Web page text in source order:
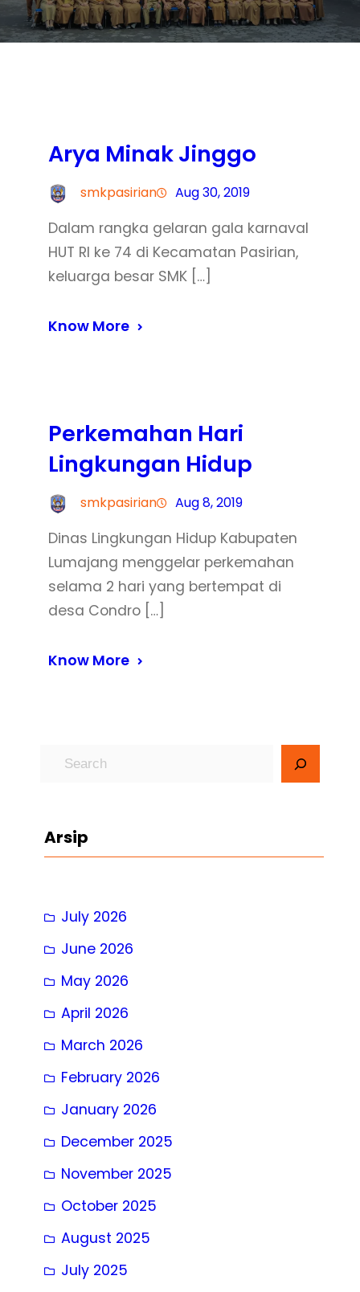
Arya Minak Jinggo
smkpasirian Aug 30, 2019
Dalam rangka gelaran gala karnaval
HUT RI ke 74 di Kecamatan Pasirian,
keluarga besar SMK […]
Know More
Perkemahan Hari
Lingkungan Hidup
smkpasirian Aug 8, 2019
Dinas Lingkungan Hidup Kabupaten
Lumajang menggelar perkemahan
selama 2 hari yang bertempat di
desa Condro […]
Know More
c
Arsip
July 2026
June 2026
May 2026
April 2026
March 2026
February 2026
January 2026
December 2025
November 2025
October 2025
August 2025
July 2025